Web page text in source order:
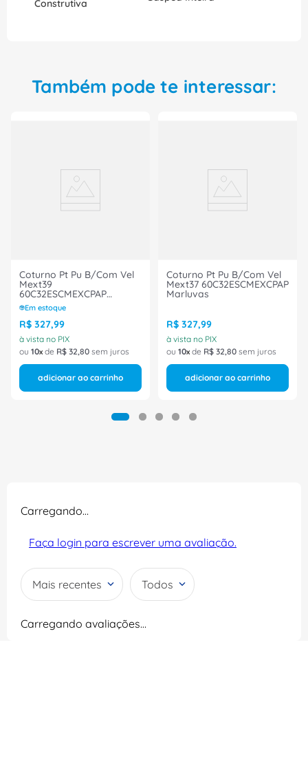
Construtiva
Também pode te interessar:
Coturno Pt Pu B/Com Vel
Mext39
60C32ESCMEXCPAP
Marluvas
Em estoque
R$ 327,99
à vista no PIX
ou 10 de R$ 32,80 sem juros
adicionar ao carrinho
Coturno Pt Pu B/Com Vel
Mext37 60C32ESCMEXCPAP
Marluvas
R$ 327,99
à vista no PIX
ou 10 de R$ 32,80 sem juros
adicionar ao carrinho
Carregando…
Faça login para escrever uma avaliação.
Mais recentes Todos
Carregando avaliações…